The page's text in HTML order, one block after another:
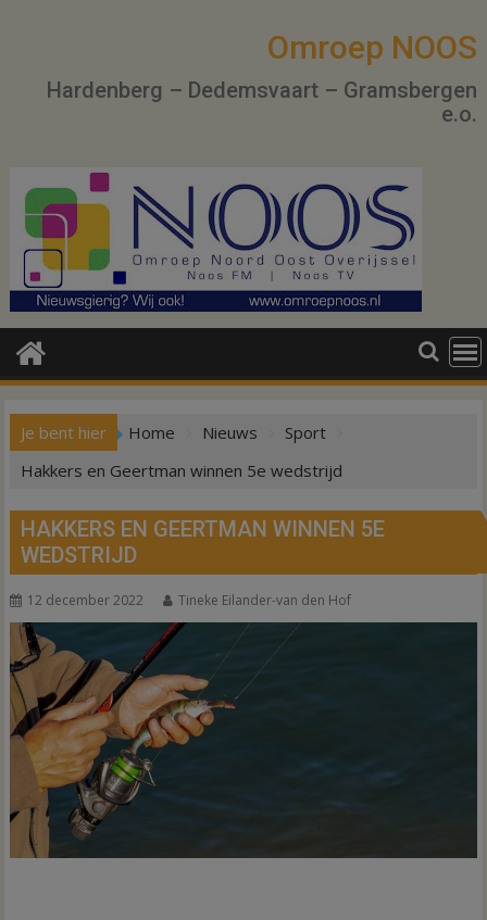
Omroep NOOS
Hardenberg – Dedemsvaart – Gramsbergen
e.o.
Je bent hier Home Nieuws
Sport
Hakkers en Geertman winnen 5e wedstrijd
HAKKERS EN GEERTMAN WINNEN 5E
WEDSTRIJD
12 december 2022 Tineke Eilander-van den Hof